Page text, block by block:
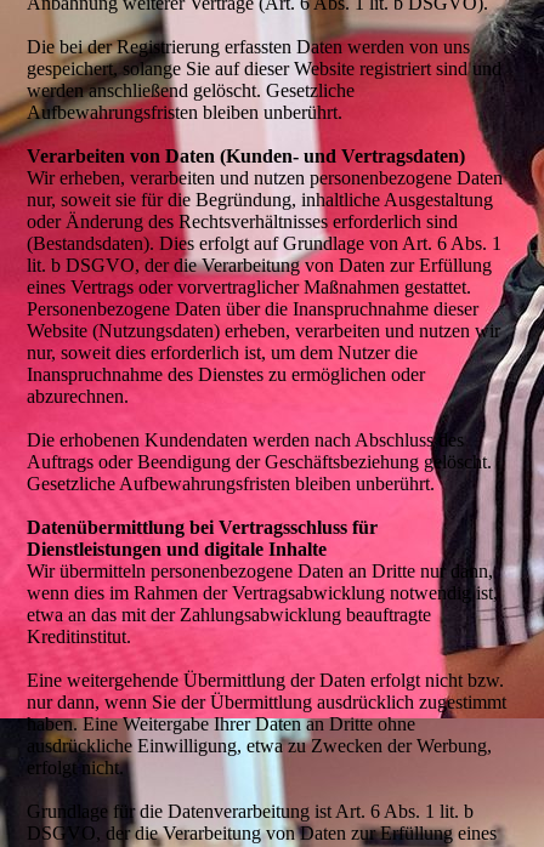
Die bei der Registrierung erfassten Daten werden von uns
gespeichert, solange Sie auf dieser Website registriert sind und
werden anschließend gelöscht. Gesetzliche
Aufbewahrungsfristen bleiben unberührt.
Verarbeiten von Daten (Kunden- und Vertragsdaten)
Wir erheben, verarbeiten und nutzen personenbezogene Daten
nur, soweit sie für die Begründung, inhaltliche Ausgestaltung
oder Änderung des Rechtsverhältnisses erforderlich sind
(Bestandsdaten). Dies erfolgt auf Grundlage von Art. 6 Abs. 1
lit. b DSGVO, der die Verarbeitung von Daten zur Erfüllung
eines Vertrags oder vorvertraglicher Maßnahmen gestattet.
Personenbezogene Daten über die Inanspruchnahme dieser
Website (Nutzungsdaten) erheben, verarbeiten und nutzen wir
nur, soweit dies erforderlich ist, um dem Nutzer die
Inanspruchnahme des Dienstes zu ermöglichen oder
abzurechnen.
Die erhobenen Kundendaten werden nach Abschluss des
Auftrags oder Beendigung der Geschäftsbeziehung gelöscht.
Gesetzliche Aufbewahrungsfristen bleiben unberührt.
Datenübermittlung bei Vertragsschluss für
Dienstleistungen und digitale Inhalte
Wir übermitteln personenbezogene Daten an Dritte nur dann,
wenn dies im Rahmen der Vertragsabwicklung notwendig ist,
etwa an das mit der Zahlungsabwicklung beauftragte
Kreditinstitut.
Eine weitergehende Übermittlung der Daten erfolgt nicht bzw.
nur dann, wenn Sie der Übermittlung ausdrücklich zugestimmt
haben. Eine Weitergabe Ihrer Daten an Dritte ohne
ausdrückliche Einwilligung, etwa zu Zwecken der Werbung,
erfolgt nicht.
Grundlage für die Datenverarbeitung ist Art. 6 Abs. 1 lit. b
DSGVO, der die Verarbeitung von Daten zur Erfüllung eines